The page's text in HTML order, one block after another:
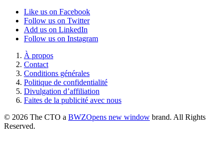
Like us on Facebook
Follow us on Twitter
Add us on LinkedIn
Follow us on Instagram
À propos
Contact
Conditions générales
Politique de confidentialité
Divulgation d’affiliation
Faites de la publicité avec nous
© 2026 The CTO a BWZOpens new window brand. All Rights
Reserved.